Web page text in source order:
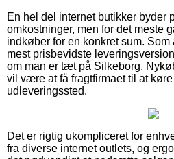
En hel del internet butikker byder
omkostninger, men for det meste
indkøber for en konkret sum.
mest prisbevidste
om man er tæt på Silkeborg,
vil være at få fragtfirmaet til at
udleveringssted.
Det er rigtig ukompliceret for
fra diverse internet outlets, og